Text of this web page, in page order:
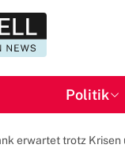
Politik
erwartet trotz Krisen